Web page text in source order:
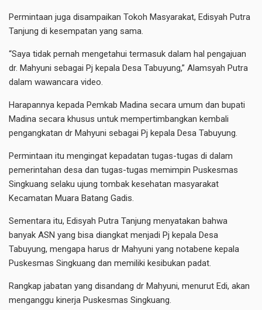
Permintaan juga disampaikan Tokoh Masyarakat, Edisyah Putra
Tanjung di kesempatan yang sama.
“Saya tidak pernah mengetahui termasuk dalam hal pengajuan
dr. Mahyuni sebagai Pj kepala Desa Tabuyung,” Alamsyah Putra
dalam wawancara video.
Harapannya kepada Pemkab Madina secara umum dan bupati
Madina secara khusus untuk mempertimbangkan kembali
pengangkatan dr Mahyuni sebagai Pj kepala Desa Tabuyung.
Permintaan itu mengingat kepadatan tugas-tugas di dalam
pemerintahan desa dan tugas-tugas memimpin Puskesmas
Singkuang selaku ujung tombak kesehatan masyarakat
Kecamatan Muara Batang Gadis.
Sementara itu, Edisyah Putra Tanjung menyatakan bahwa
banyak ASN yang bisa diangkat menjadi Pj kepala Desa
Tabuyung, mengapa harus dr Mahyuni yang notabene kepala
Puskesmas Singkuang dan memiliki kesibukan padat.
Rangkap jabatan yang disandang dr Mahyuni, menurut Edi, akan
menganggu kinerja Puskesmas Singkuang.